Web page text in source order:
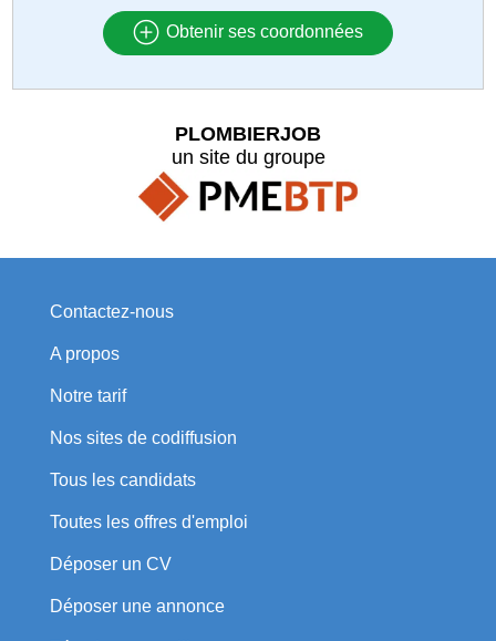
Obtenir ses coordonnées
PLOMBIERJOB
un site du groupe
Contactez-nous
A propos
Notre tarif
Nos sites de codiffusion
Tous les candidats
Toutes les offres d'emploi
Déposer un CV
Déposer une annonce